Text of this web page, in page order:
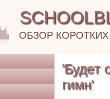
ОБЗОР
'Будет
гимн'